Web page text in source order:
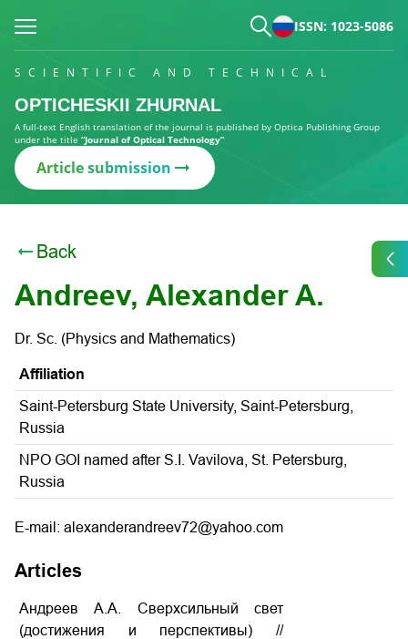
ISSN: 1023-5086
SCIENTIFIC AND TECHNICAL
OPTICHESKII ZHURNAL
A full-text English translation of the journal is published by Optica Publishing Group
under the title “Journal of Optical Technology”
Article submission
Back
Andreev, Alexander A.
Dr. Sc. (Physics and Mathematics)
Affiliation
Saint-Petersburg State University, Saint-Petersburg,
Russia
NPO GOI named after S.I. Vavilova, St. Petersburg,
Russia
E-mail: alexanderandreev72@yahoo.com
Articles
Андреев А.А. Сверхсильный свет
(достижения и перспективы) //